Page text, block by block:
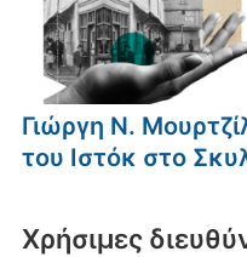
Γιώργη Ν.
του Ιστόκ στο
Xρήσιμες